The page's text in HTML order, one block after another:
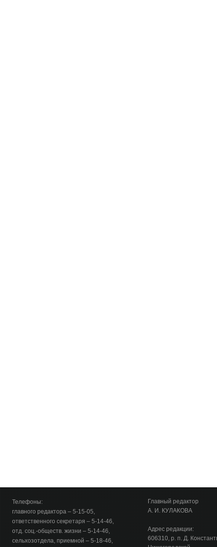
Телефоны:
главного редактора – 5-15-05,
ответственного секретаря – 5-14-46,
отд. соц.-обществ. жизни – 5-14-46,
сельхозотдела, приемной – 5-18-46,
Главный редактор
А. И. КУЛАКОВА
Адрес редакции:
606310, р. п. Д.